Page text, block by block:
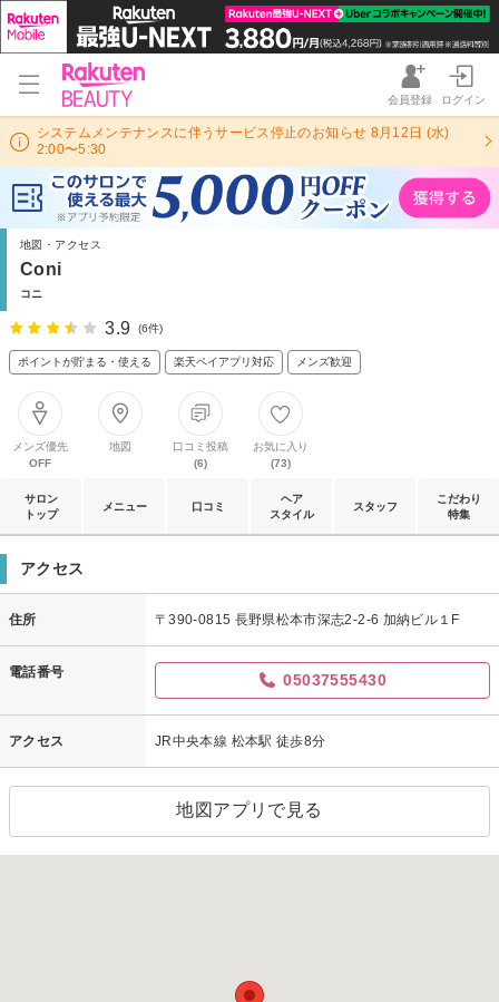
会員登録 ログイン
システムメンテナンスに伴うサービス停止のお知らせ 8月12日 (水)
2:00〜5:30
地図・アクセス
Coni
コニ
3.9 (6件)
ポイントが貯まる・使える 楽天ペイアプリ対応 メンズ歓迎
メンズ優先
OFF
地図
口コミ投稿
(6)
お気に入り
(73)
サロン
トップ
メニュー 口コミ
ヘア
スタイル
スタッフ
こだわり
特集
アクセス
住所 〒390-0815 長野県松本市深志2-2-6 加納ビル１F
電話番号 05037555430
アクセス JR中央本線 松本駅 徒歩8分
地図アプリで見る